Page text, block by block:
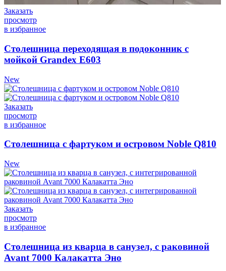
Заказать
просмотр
в избранное
Столешница переходящая в подоконник с
мойкой Grandex Е603
New
Заказать
просмотр
в избранное
Столешница с фартуком и островом Noble Q810
New
Заказать
просмотр
в избранное
Столешница из кварца в санузел, с раковиной
Avant 7000 Калакатта Эно